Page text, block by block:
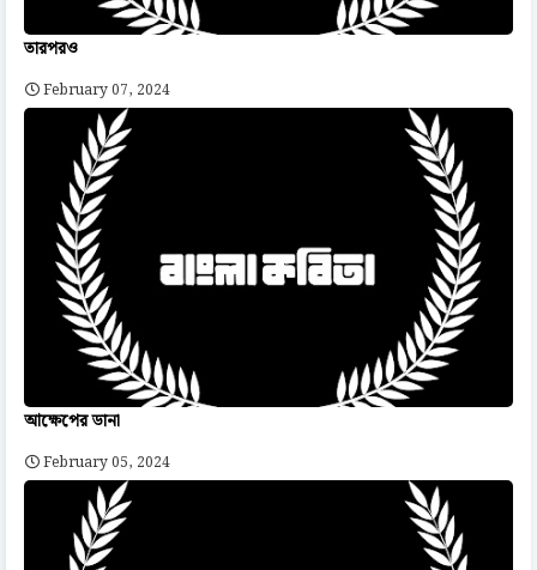
তারপরও
February 07, 2024
আক্ষেপের ডানা
February 05, 2024